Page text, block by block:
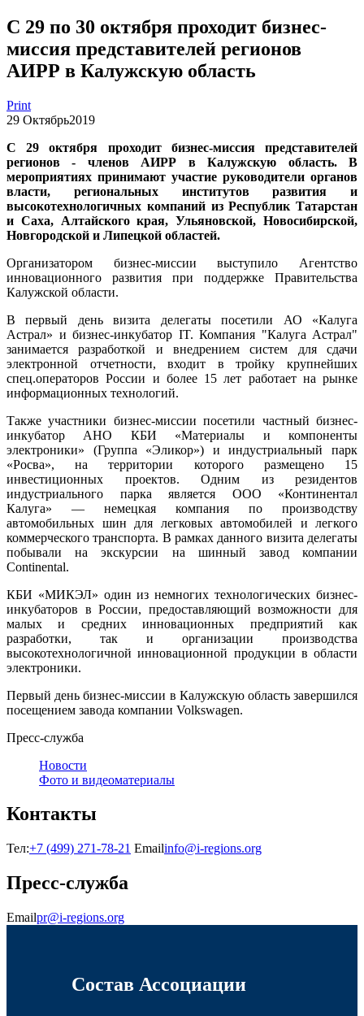
С 29 по 30 октября проходит бизнес-
миссия представителей регионов
АИРР в Калужскую область
Print
29 Октябрь2019
С 29 октября проходит бизнес-миссия представителей
регионов - членов АИРР в Калужскую область. В
мероприятиях принимают участие руководители органов
власти, региональных институтов развития и
высокотехнологичных компаний из Республик Татарстан
и Саха, Алтайского края, Ульяновской, Новосибирской,
Новгородской и Липецкой областей.
Организатором бизнес-миссии выступило Агентство
инновационного развития при поддержке Правительства
Калужской области.
В первый день визита делегаты посетили АО «Калуга
Астрал» и бизнес-инкубатор IT. Компания "Калуга Астрал"
занимается разработкой и внедрением систем для сдачи
электронной отчетности, входит в тройку крупнейших
спец.операторов России и более 15 лет работает на рынке
информационных технологий.
Также участники бизнес-миссии посетили частный бизнес-
инкубатор АНО КБИ «Материалы и компоненты
электроники» (Группа «Эликор») и индустриальный парк
«Росва», на территории которого размещено 15
инвестиционных проектов. Одним из резидентов
индустриального парка является ООО «Континентал
Калуга» — немецкая компания по производству
автомобильных шин для легковых автомобилей и легкого
коммерческого транспорта. В рамках данного визита делегаты
побывали на экскурсии на шинный завод компании
Continental.
КБИ «МИКЭЛ» один из немногих технологических бизнес-
инкубаторов в России, предоставляющий возможности для
малых и средних инновационных предприятий как
разработки, так и организации производства
высокотехнологичной инновационной продукции в области
электроники.
Первый день бизнес-миссии в Калужскую область завершился
посещением завода компании Volkswagen.
Пресс-служба
Новости
Фото и видеоматериалы
Контакты
Тел:+7 (499) 271-78-21 Emailinfo@i-regions.org
Пресс-служба
Emailpr@i-regions.org
Состав Ассоциации